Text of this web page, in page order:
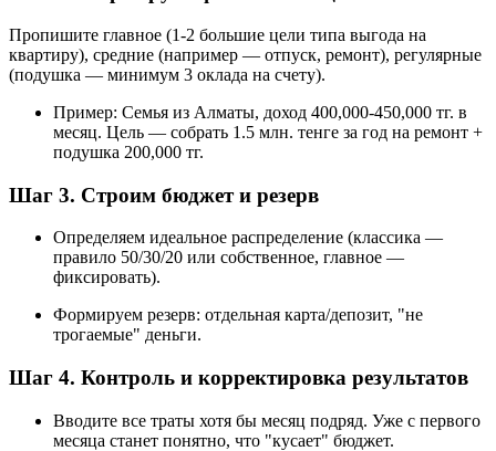
Пропишите главное (1-2 большие цели типа выгода на
квартиру), средние (например — отпуск, ремонт), регулярные
(подушка — минимум 3 оклада на счету).
Пример: Семья из Алматы, доход 400,000-450,000 тг. в
месяц. Цель — собрать 1.5 млн. тенге за год на ремонт +
подушка 200,000 тг.
Шаг 3. Строим бюджет и резерв
Определяем идеальное распределение (классика —
правило 50/30/20 или собственное, главное —
фиксировать).
Формируем резерв: отдельная карта/депозит, "не
трогаемые" деньги.
Шаг 4. Контроль и корректировка результатов
Вводите все траты хотя бы месяц подряд. Уже с первого
месяца станет понятно, что "кусает" бюджет.